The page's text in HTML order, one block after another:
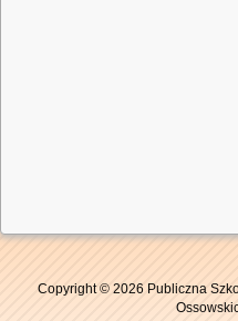
Copyright © 2026 Publiczna